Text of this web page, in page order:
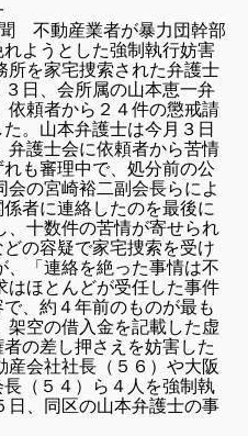
不動産業者が暴力団幹部
ようとした強制執行妨害
所を家宅捜索された弁護士
日、会所属の山本恵一弁
依頼者から２４件の懲戒請
。山本弁護士は今月３日
弁護士会に依頼者から苦情
も審理中で、処分前の公
の宮崎裕二副会長らによ
者に連絡したのを最後に
、十数件の苦情が寄せられ
の容疑で家宅捜索を受け
、「連絡を絶った事情は不
ほとんどが受任した事件
、約４年前のものが最も
空の借入金を記載した虚
の差し押さえを妨害した
産会社社長（５６）や大阪
（５４）ら４人を強制執
日、同区の山本弁護士の事